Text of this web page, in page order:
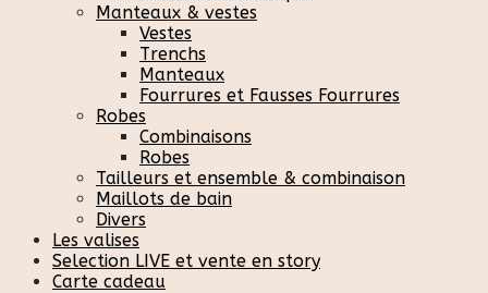
Manteaux & vestes
Vestes
Trenchs
Manteaux
Fourrures et Fausses Fourrures
Robes
Combinaisons
Robes
Tailleurs et ensemble & combinaison
Maillots de bain
Divers
Les valises
Selection LIVE et vente en story
Carte cadeau